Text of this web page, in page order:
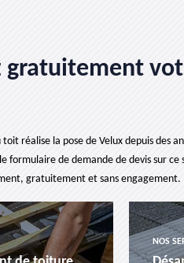
gratuitement
réalise la pose de Velux depuis des
formulaire de demande de devis sur
gratuitement et sans
NOS